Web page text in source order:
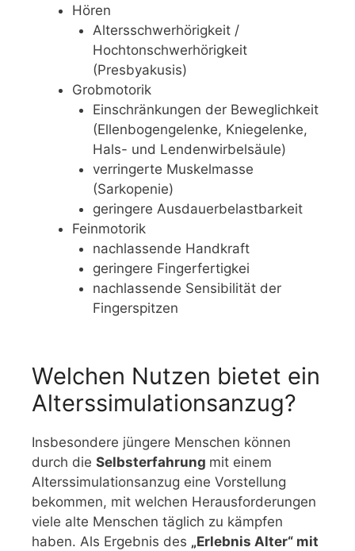
Hören
Altersschwerhörigkeit /
Hochtonschwerhörigkeit
(Presbyakusis)
Grobmotorik
Einschränkungen der Beweglichkeit
(Ellenbogengelenke, Kniegelenke,
Hals- und Lendenwirbelsäule)
verringerte Muskelmasse
(Sarkopenie)
geringere Ausdauerbelastbarkeit
Feinmotorik
nachlassende Handkraft
geringere Fingerfertigkei
nachlassende Sensibilität der
Fingerspitzen
Welchen Nutzen bietet ein
Alterssimulationsanzug?
Insbesondere jüngere Menschen können
durch die Selbsterfahrung mit einem
Alterssimulationsanzug eine Vorstellung
bekommen, mit welchen Herausforderungen
viele alte Menschen täglich zu kämpfen
haben. Als Ergebnis des „Erlebnis Alter“ mit